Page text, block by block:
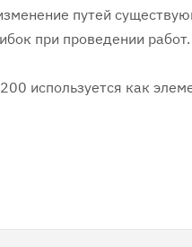
путей
при проведении работ.
используется как